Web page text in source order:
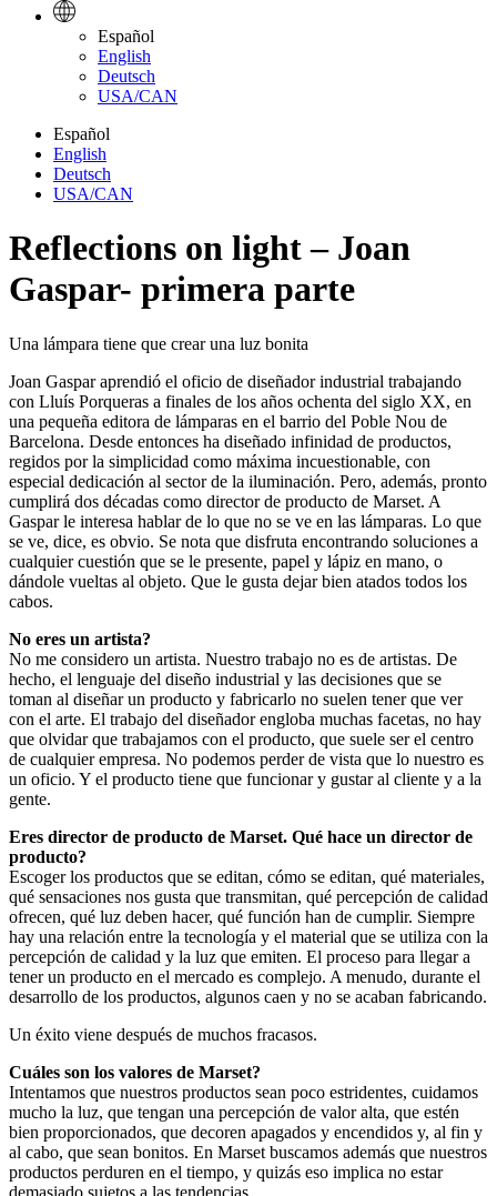
Español
English
Deutsch
USA/CAN
Español
English
Deutsch
USA/CAN
Reflections on light – Joan
Gaspar- primera parte
Una lámpara tiene que crear una luz bonita
Joan Gaspar aprendió el oficio de diseñador industrial trabajando
con Lluís Porqueras a finales de los años ochenta del siglo XX, en
una pequeña editora de lámparas en el barrio del Poble Nou de
Barcelona. Desde entonces ha diseñado infinidad de productos,
regidos por la simplicidad como máxima incuestionable, con
especial dedicación al sector de la iluminación. Pero, además, pronto
cumplirá dos décadas como director de producto de Marset. A
Gaspar le interesa hablar de lo que no se ve en las lámparas. Lo que
se ve, dice, es obvio. Se nota que disfruta encontrando soluciones a
cualquier cuestión que se le presente, papel y lápiz en mano, o
dándole vueltas al objeto. Que le gusta dejar bien atados todos los
cabos.
No eres un artista?
No me considero un artista. Nuestro trabajo no es de artistas. De
hecho, el lenguaje del diseño industrial y las decisiones que se
toman al diseñar un producto y fabricarlo no suelen tener que ver
con el arte. El trabajo del diseñador engloba muchas facetas, no hay
que olvidar que trabajamos con el producto, que suele ser el centro
de cualquier empresa. No podemos perder de vista que lo nuestro es
un oficio. Y el producto tiene que funcionar y gustar al cliente y a la
gente.
Eres director de producto de Marset. Qué hace un director de
producto?
Escoger los productos que se editan, cómo se editan, qué materiales,
qué sensaciones nos gusta que transmitan, qué percepción de calidad
ofrecen, qué luz deben hacer, qué función han de cumplir. Siempre
hay una relación entre la tecnología y el material que se utiliza con la
percepción de calidad y la luz que emiten. El proceso para llegar a
tener un producto en el mercado es complejo. A menudo, durante el
desarrollo de los productos, algunos caen y no se acaban fabricando.
Un éxito viene después de muchos fracasos.
Cuáles son los valores de Marset?
Intentamos que nuestros productos sean poco estridentes, cuidamos
mucho la luz, que tengan una percepción de valor alta, que estén
bien proporcionados, que decoren apagados y encendidos y, al fin y
al cabo, que sean bonitos. En Marset buscamos además que nuestros
productos perduren en el tiempo, y quizás eso implica no estar
demasiado sujetos a las tendencias.